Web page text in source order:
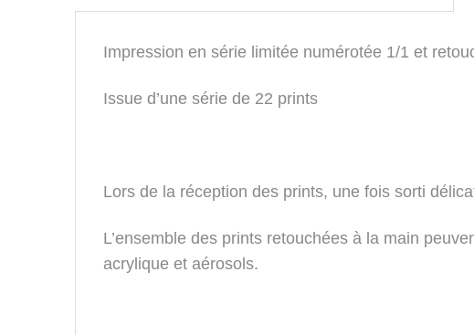
Impression en série limitée numérotée 1/1 et
Issue d’une série de 22 prints
Lors de la réception des prints, une fois sorti
L’ensemble des prints retouchées à la main
acrylique et aérosols.